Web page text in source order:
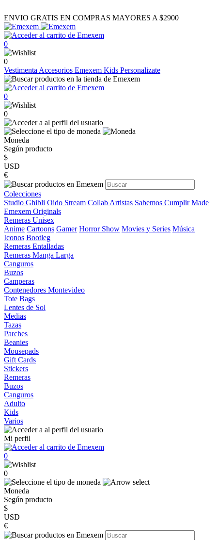
ENVIO GRATIS EN COMPRAS MAYORES A $2900
0
0
Vestimenta Accesorios Emexem Kids Personalizate
0
0
Moneda
Según producto
$
USD
€
Colecciones
Studio Ghibli Oido Stream Collab Artistas Sabemos Cumplir Made
Emexem Originals
Remeras Unisex
Anime Cartoons Gamer Horror Show Movies y Series Música
Iconos Bootleg
Remeras Entalladas
Remeras Manga Larga
Canguros
Buzos
Camperas
Contenedores Montevideo
Tote Bags
Lentes de Sol
Medias
Tazas
Parches
Beanies
Mousepads
Gift Cards
Stickers
Remeras
Buzos
Canguros
Adulto
Kids
Varios
Mi perfil
0
0
Moneda
Según producto
$
USD
€